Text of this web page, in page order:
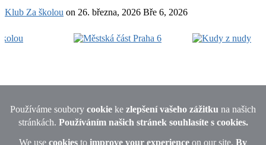
Klub Za školou on 26. března, 2026 Bře 6, 2026
Footer